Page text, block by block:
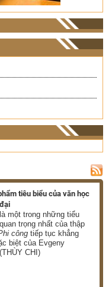
tiêu biểu của văn học
một trong những tiểu
trọng nhất của thập
công tiếp tục khẳng
biệt của Evgeny
CHI)